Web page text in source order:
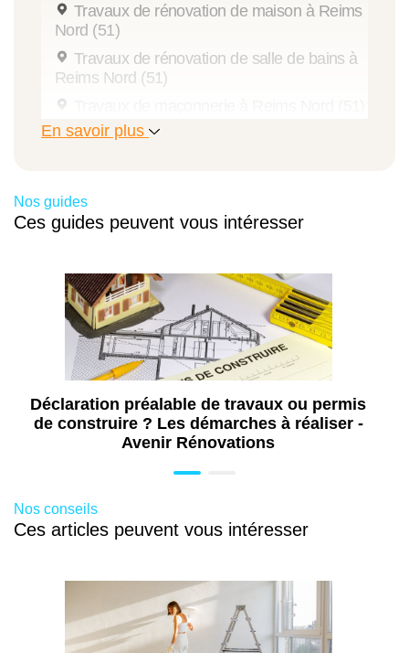
Travaux de rénovation de maison à Reims
Nord (51)
Travaux de rénovation de salle de bains à
Reims Nord (51)
Travaux d'extension de maison à Reims
Nord (51)
Travaux d'isolation à Reims Nord (51)
Nord (51)
Travaux de rénovation de cuisine à Reims
Nord (51)
Aménagement de combles à Reims Nord
(51)
Ravalement de façade à Reims Nord (51)
En savoir plus
Nos guides
Ces guides peuvent vous intéresser
Déclaration préalable de travaux ou permis
de construire ? Les démarches à réaliser -
Avenir Rénovations
Nos conseils
Ces articles peuvent vous intéresser